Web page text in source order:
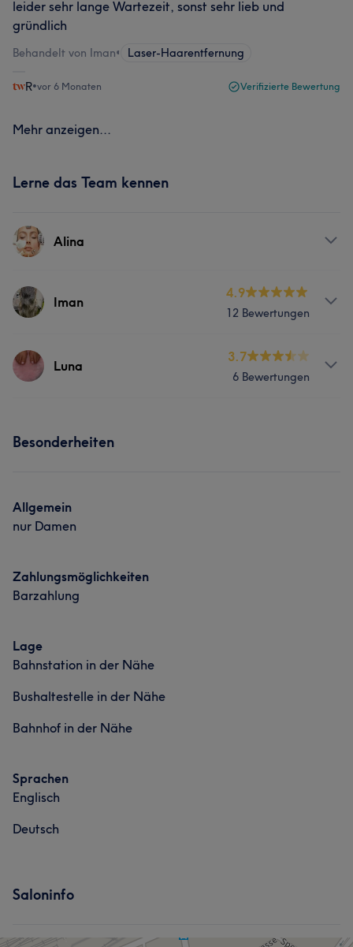
leider sehr lange Wartezeit, sonst sehr lieb und
gründlich
Behandelt von Iman• Laser-Haarentfernung
R•vor 6 Monaten Verifizierte Bewertung
Mehr anzeigen...
Lerne das Team kennen
Alina
Services
Portfolio
Iman
4.9
12 Bewertungen
Services
Luna
3.7
6 Bewertungen
Besonderheiten
Allgemein
nur Damen
Zahlungsmöglichkeiten
Barzahlung
Lage
Bahnstation in der Nähe
Bushaltestelle in der Nähe
Bahnhof in der Nähe
Sprachen
Englisch
Deutsch
Saloninfo